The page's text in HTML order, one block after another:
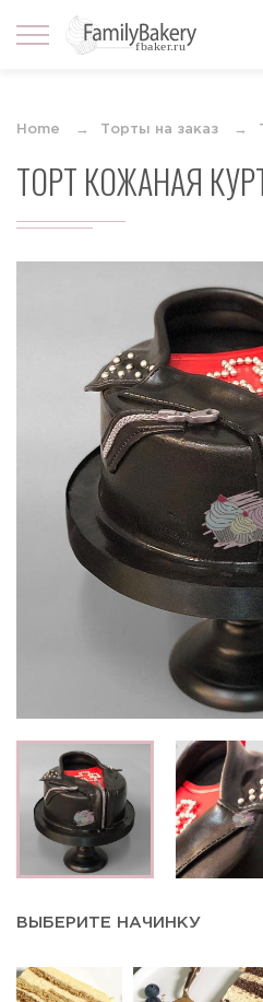
Home Торты на заказ
ТОРТ КОЖАНАЯ
ВЫБЕРИТЕ НАЧИНКУ